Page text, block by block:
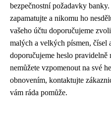
bezpečnostní požadavky
zapamatujte a nikomu ho
vašeho účtu doporučujeme
malých a velkých písmen, čísel
doporučujeme heslo pravidelně
nemůžete vzpomenout na své
obnovením, kontaktujte
vám ráda pomůže.